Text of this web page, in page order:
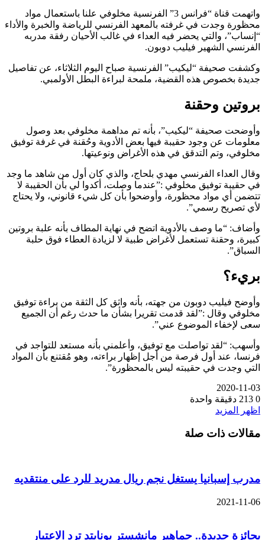
واتهمت قناة “فرانس 3” الفرنسية مخلوفي علنا باستعمال مواد
محظورة وجدت في غرفته بالمعهد الفرنسي للرياضة والخبرة والأداء
“إنساب”، والتي يحضر فيه العداء في غالب الأحيان رفقة مدربه
الفرنسي الشهير فيليب دوبون.
وكشفت صحيفة “ليكيب” الفرنسية صباح اليوم الثلاثاء، عن تفاصيل
جديدة بخصوص هذه القضية، ملمحة لبراءة البطل الأولمبي.
بروتين وحقنة
وأوضحت صحيفة “ليكيب”، بأنه تم مداهمة مخلوفي بعد وصول
معلومات عن وجود حقيبة فيها بعض الأدوية وحُقنة في غرفة توفيق
مخلوفي، وتم التدقق في هذه الأغراض ونوعيتها.
وقال العداء الفرنسي مهدي بلحاج، والذي كان أول من شاهد ما وجد
في حقيبة توفيق مخلوفي :”عندما وصلت، أكدوا لي بأن الحقيبة لا
تتضمن أي مواد محظورة، وأوضحوا بأن كل شيء قانوني، ولا يحتاج
لأي تصريح رسمي”.
وأضاف: “ما وصف بالأدوية اتضح في نهاية المطاف بأنه علبة بروتين
كبيرة، وحقنة تستعمل لأغراض طبية لا لزيادة العطاء فوق حلبة
السباق”.
بريء؟
وأوضح فيليب دوبون من جهته، بأنه واثق كل الثقة من براءة توفيق
مخلوفي وقال :”لقد قدمت تقريرا بشأن ما حدث رغم أن الجميع
سعى لإخفاء الموضوع عني”.
وأسهب: “لقد تواصلت مع توفيق، وأعلمني بأنه مستعد للتواجد في
فرنسا، عند أول فرصة من أجل إظهار براءته، وهو مُقتنع بأن المواد
التي وجدت في حقيبته ليس بالمحظورة”.
2020-11-03
0
دقيقة واحدة
اظهر المزيد
مقالات ذات صلة
مدرب إسبانيا يستغل نجم ريال مدريد للرد على منتقديه
2021-11-06
بجائزة جديدة.. جماهير مانشستر يونايتد ترد الاعتبار